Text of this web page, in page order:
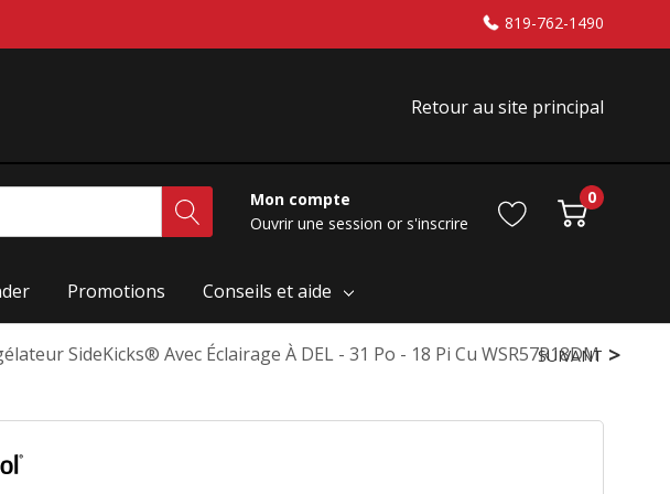
819-762-1490
Retour au site principal
Mon compte
Ouvrir une session or s'inscrire
0
Promotions Conseils et aide
SideKicks® Avec Éclairage À DEL - 31 Po - 18 Pi Cu WSR57R18DM
SUIVANT